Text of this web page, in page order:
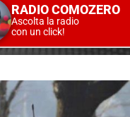
RADIO COMOZERO
Ascolta la radio
con un click!